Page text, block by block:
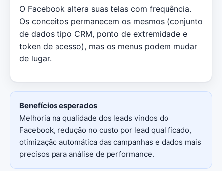
O Facebook altera suas telas com frequência.
Os conceitos permanecem os mesmos (conjunto
de dados tipo CRM, ponto de extremidade e
token de acesso), mas os menus podem mudar
de lugar.
Benefícios esperados
Melhoria na qualidade dos leads vindos do
Facebook, redução no custo por lead qualificado,
otimização automática das campanhas e dados mais
precisos para análise de performance.